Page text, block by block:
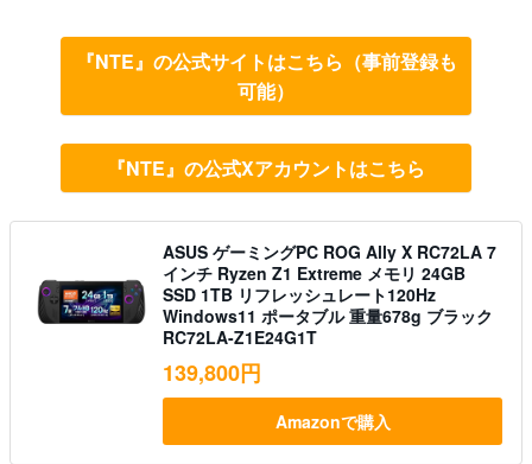
『NTE』の公式サイトはこちら（事前登録も
可能）
『NTE』の公式Xアカウントはこちら
ASUS ゲーミングPC ROG Ally X RC72LA 7
インチ Ryzen Z1 Extreme メモリ 24GB
SSD 1TB リフレッシュレート120Hz
Windows11 ポータブル 重量678g ブラック
RC72LA-Z1E24G1T
139,800円
Amazonで購入